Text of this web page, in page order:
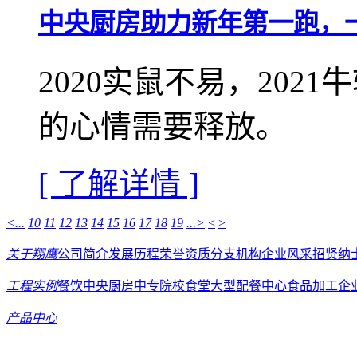
中央厨房助力新年第一跑，
2020实鼠不易，2021
的心情需要释放。
[ 了解详情 ]
<... 10 11 12 13 14 15 16 17 18 19 ...> < >
关于翔鹰公司简介发展历程荣誉资质分支机构企业风采招贤纳
工程实例餐饮中央厨房中专院校食堂大型配餐中心食品加工企
产品中心